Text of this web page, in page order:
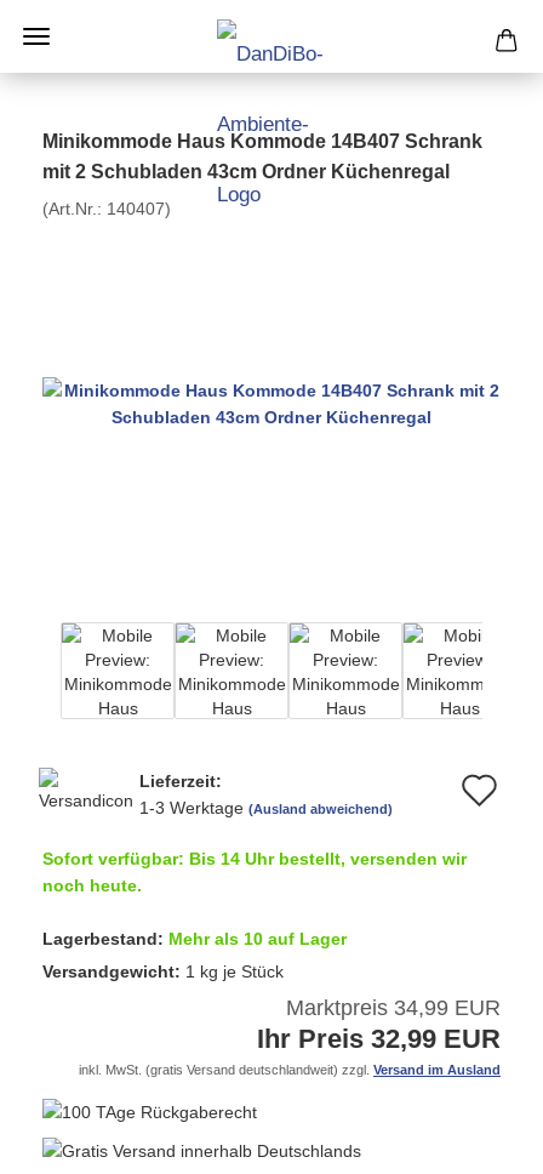
Minikommode Haus Kommode 14B407 Schrank
mit 2 Schubladen 43cm Ordner Küchenregal
(Art.Nr.: 140407)
Lieferzeit:
1-3 Werktage (Ausland abweichend)
Sofort verfügbar: Bis 14 Uhr bestellt, versenden wir
noch heute.
Lagerbestand: Mehr als 10 auf Lager
Versandgewicht: 1 kg je Stück
Marktpreis 34,99 EUR
Ihr Preis 32,99 EUR
inkl. MwSt. (gratis Versand deutschlandweit) zzgl. Versand im Ausland